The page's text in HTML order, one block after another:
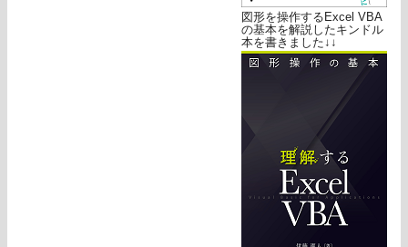
図形を操作するExcel VBA
の基本を解説したキンドル
本を書きました↓↓